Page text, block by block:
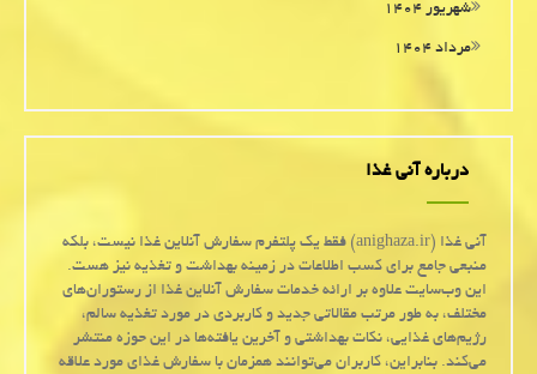
شهریور ۱۴۰۴
مرداد ۱۴۰۴
درباره آنی غذا
آنی غذا (anighaza.ir) فقط یک پلتفرم سفارش آنلاین غذا نیست، بلکه
منبعی جامع برای کسب اطلاعات در زمینه بهداشت و تغذیه نیز هست.
این وب‌سایت علاوه بر ارائه خدمات سفارش آنلاین غذا از رستوران‌های
مختلف، به طور مرتب مقالاتی جدید و کاربردی در مورد تغذیه سالم،
رژیم‌های غذایی، نکات بهداشتی و آخرین یافته‌ها در این حوزه منتشر
می‌کند. بنابراین، کاربران می‌توانند همزمان با سفارش غذای مورد علاقه